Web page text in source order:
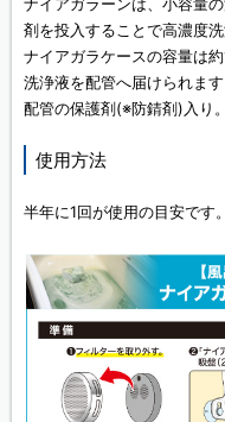
剤を投入することで高濃度洗
ナイアガラケースの容量は
洗浄液を配管へ届けられます
配管の保護剤(※防錆剤)入り。
使用方法
半年に1回が使用の目安です。